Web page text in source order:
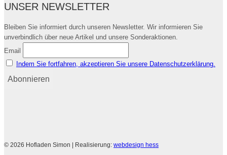
UNSER NEWSLETTER
Bleiben Sie informiert durch unseren Newsletter. Wir informieren Sie
unverbindlich über neue Artikel und unsere Sonderaktionen.
Email
Indem Sie fortfahren, akzeptieren Sie unsere Datenschutzerklärung.
© 2026 Hofladen Simon | Realisierung: webdesign hess